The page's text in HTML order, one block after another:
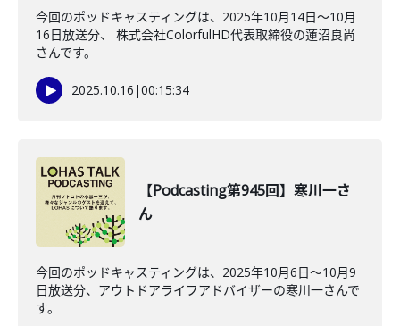
今回のポッドキャスティングは、2025年10月14日〜10月
16日放送分、 株式会社ColorfulHD代表取締役の蓮沼良尚
さんです。
2025.10.16 |00:15:34
【Podcasting第945回】寒川一さ
ん
今回のポッドキャスティングは、2025年10月6日〜10月9
日放送分、アウトドアライフアドバイザーの寒川一さんで
す。